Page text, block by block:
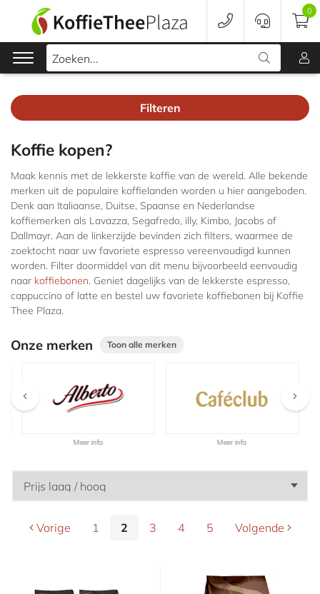
Zoeken...
0
Koffie
Voordeelverpakking
Onderhoud
Accessoires
Merken
Filteren
Koffie kopen?
Maak kennis met de lekkerste koffie van de wereld. Alle bekende
merken uit de populaire koffielanden worden u hier aangeboden.
Denk aan Italiaanse, Duitse, Spaanse en Nederlandse
koffiemerken als Lavazza, Segafredo, illy, Kimbo, Jacobs of
Dallmayr. Aan de linkerzijde bevinden zich filters, waarmee de
zoektocht naar uw favoriete espresso vereenvoudigd kunnen
worden. Filter doormiddel van dit menu bijvoorbeeld eenvoudig
naar koffiebonen. Geniet dagelijks van de lekkerste espresso,
cappuccino of latte en bestel uw favoriete koffiebonen bij Koffie
Thee Plaza.
Onze merken Toon alle merken
Meer info Meer info
Vorige 1 2 3 4 5 Volgende